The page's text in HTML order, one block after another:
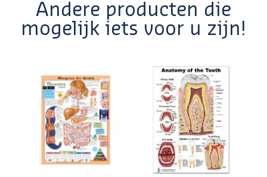
Andere producten die
mogelijk iets voor u zijn!